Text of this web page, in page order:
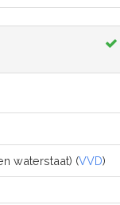
waterstaat) (VVD)